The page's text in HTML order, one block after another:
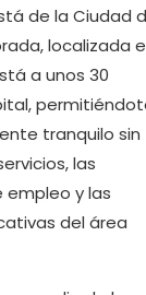
de la Ciudad
localizada
a unos 30
tranquilo sin
las
y las
del área